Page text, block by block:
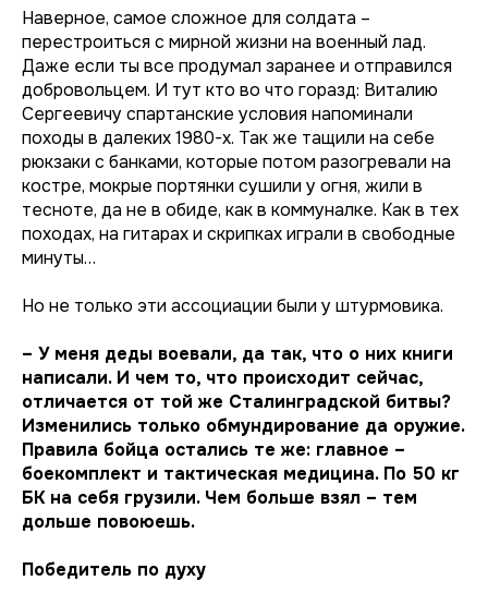
Наверное, самое сложное для солдата –
перестроиться с мирной жизни на военный лад.
Даже если ты все продумал заранее и отправился
добровольцем. И тут кто во что горазд: Виталию
Сергеевичу спартанские условия напоминали
походы в далеких 1980-х. Так же тащили на себе
рюкзаки с банками, которые потом разогревали на
костре, мокрые портянки сушили у огня, жили в
тесноте, да не в обиде, как в коммуналке. Как в тех
походах, на гитарах и скрипках играли в свободные
минуты…
Но не только эти ассоциации были у штурмовика.
– У меня деды воевали, да так, что о них книги
написали. И чем то, что происходит сейчас,
отличается от той же Сталинградской битвы?
Изменились только обмундирование да оружие.
Правила бойца остались те же: главное –
боекомплект и тактическая медицина. По 50 кг
БК на себя грузили. Чем больше взял – тем
дольше повоюешь.
Победитель по духу